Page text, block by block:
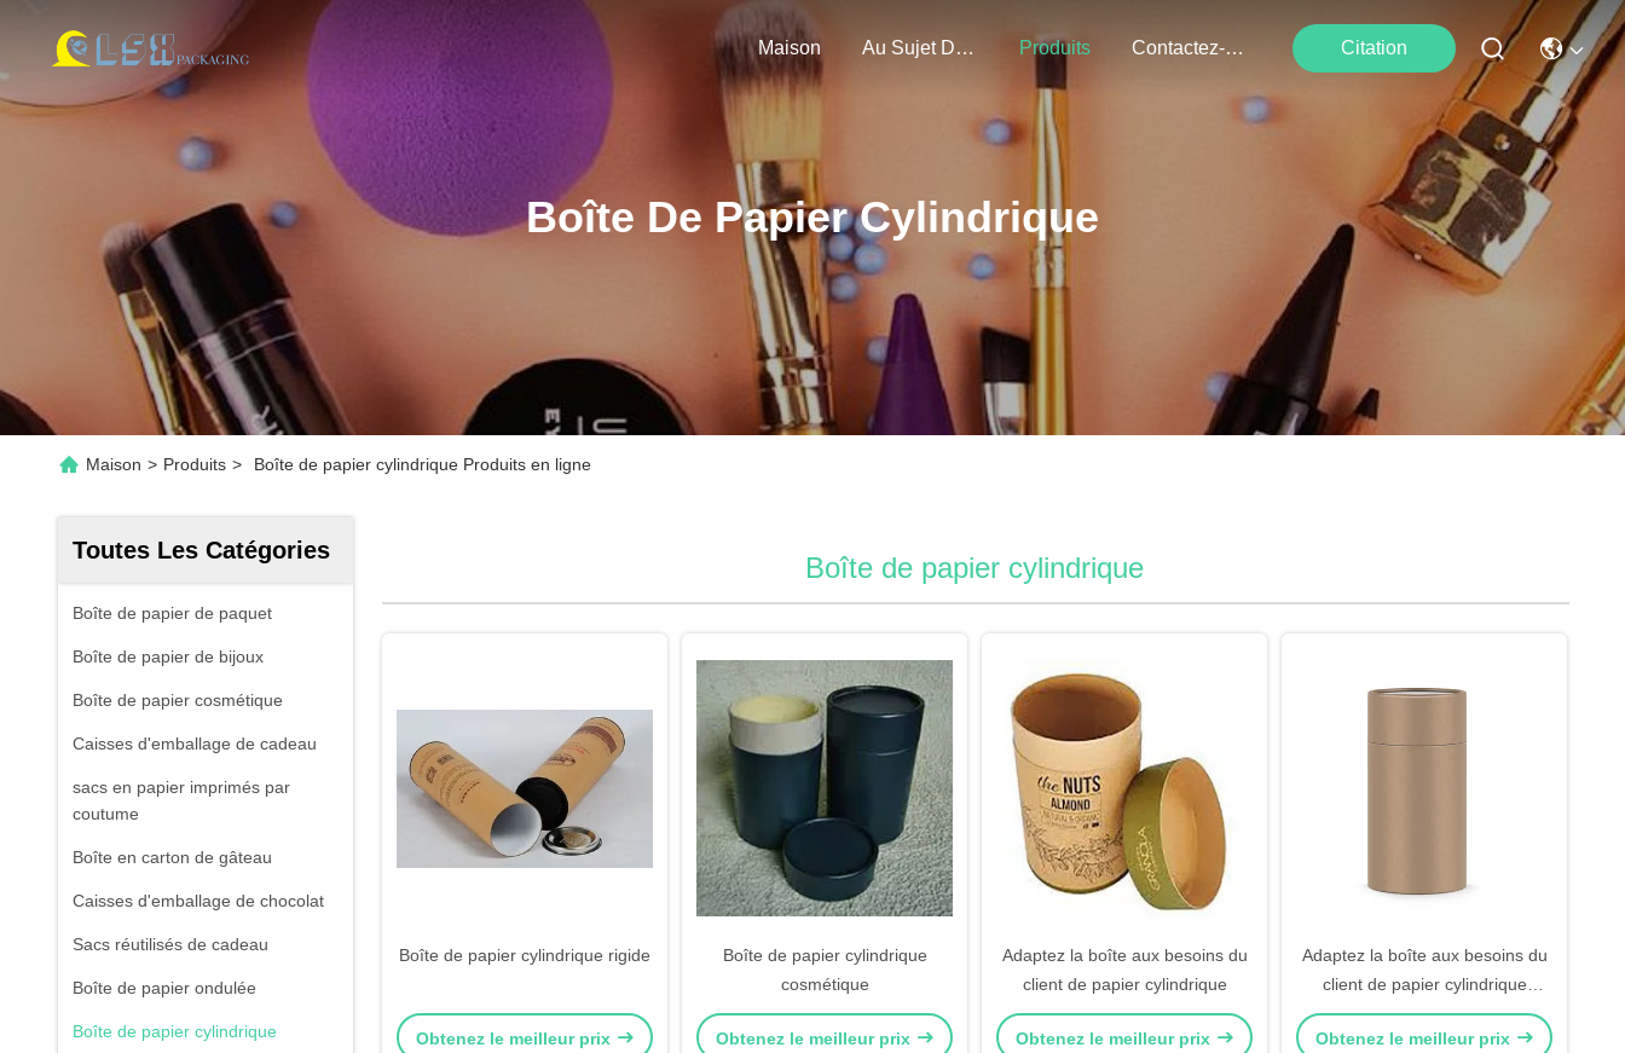
Maison Au Sujet De Nous Produits Contactez-Nous Citation
Boîte De Papier Cylindrique
Maison > Produits > Boîte de papier cylindrique Produits en ligne
Toutes Les Catégories
Boîte de papier de paquet
Boîte de papier de bijoux
Boîte de papier cosmétique
Caisses d'emballage de cadeau
sacs en papier imprimés par
coutume
Boîte en carton de gâteau
Caisses d'emballage de chocolat
Sacs réutilisés de cadeau
Boîte de papier ondulée
Boîte de papier cylindrique
Boîte de papier cylindrique
Boîte de papier cylindrique rigide
Obtenez le meilleur prix
Boîte de papier cylindrique
cosmétique
Obtenez le meilleur prix
Adaptez la boîte aux besoins du
client de papier cylindrique
Obtenez le meilleur prix
Adaptez la boîte aux besoins du
client de papier cylindrique
CMYK imprimant le paquet de
thé de papier d'emballage
Obtenez le meilleur prix